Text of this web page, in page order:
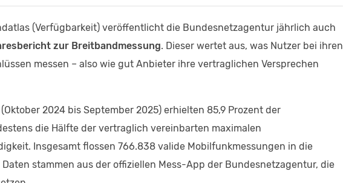
(Verfügbarkeit) veröffentlicht die Bundesnetzagentur jährlich auch
zur Breitbandmessung. Dieser wertet aus, was Nutzer bei ihren
messen – also wie gut Anbieter ihre vertraglichen Versprechen
2024 bis September 2025) erhielten 85,9 Prozent der
die Hälfte der vertraglich vereinbarten maximalen
Insgesamt flossen 766.838 valide Mobilfunkmessungen in die
stammen aus der offiziellen Mess-App der Bundesnetzagentur, die